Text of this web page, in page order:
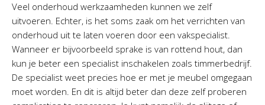
Veel onderhoud werkzaamheden kunnen we zelf
uitvoeren. Echter, is het soms zaak om het verrichten van
onderhoud uit te laten voeren door een vakspecialist.
Wanneer er bijvoorbeeld sprake is van rottend hout, dan
kun je beter een specialist inschakelen zoals timmerbedrijf.
De specialist weet precies hoe er met je meubel omgegaan
moet worden. En dit is altijd beter dan deze zelf proberen